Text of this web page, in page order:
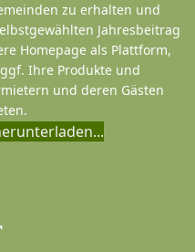
zu erhalten und
Jahresbeitrag
Homepage als Plattform,
Ihre Produkte und
und deren Gästen